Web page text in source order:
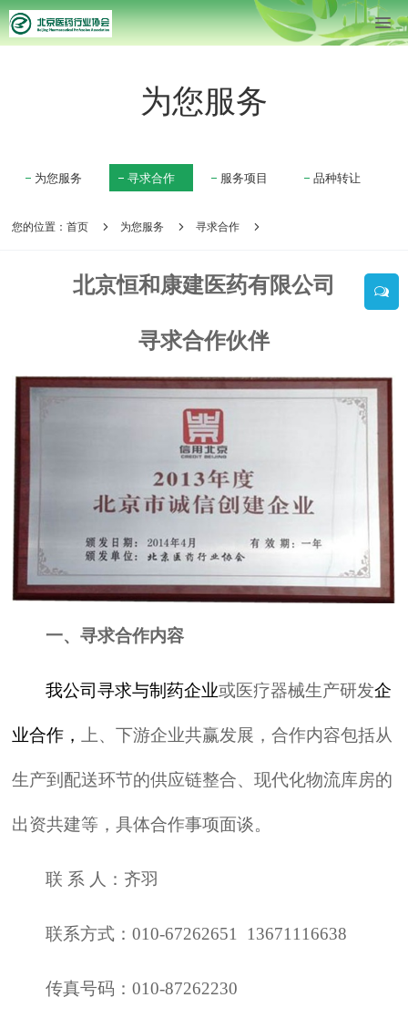
为您服务
为您服务 寻求合作 服务项目 品种转让
您的位置：首页 为您服务 寻求合作
北京恒和康建医药有限公司
寻求合作伙伴
一、寻求合作内容
我公司寻求与制药企业或医疗器械生产研发企
业合作， 上、下游企业共赢发展，合作内容包括从
生产到配送环节的供应链整合、现代化物流库房的
出资共建等，具体合作事项面谈。
联 系 人：齐羽
联系方式：010-67262651 13671116638
传真号码：010-87262230